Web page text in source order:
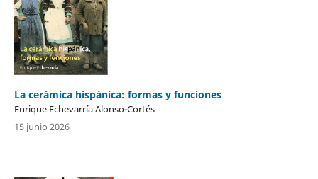
La cerámica hispánica: formas y funciones
Enrique Echevarría Alonso-Cortés
15 junio 2026